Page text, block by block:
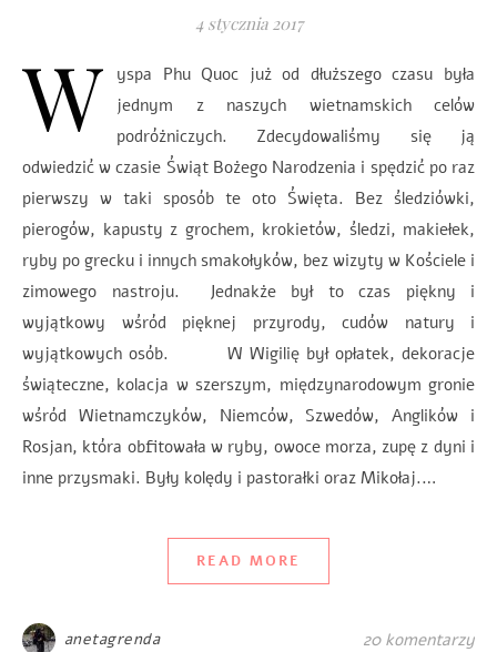
4 stycznia 2017
W
yspa Phu Quoc już od dłuższego czasu była
jednym z naszych wietnamskich celów
podróżniczych. Zdecydowaliśmy się ją
odwiedzić w czasie Świąt Bożego Narodzenia i spędzić po raz
pierwszy w taki sposób te oto Święta. Bez śledziówki,
pierogów, kapusty z grochem, krokietów, śledzi, makiełek,
ryby po grecku i innych smakołyków, bez wizyty w Kościele i
zimowego nastroju. Jednakże był to czas piękny i
wyjątkowy wśród pięknej przyrody, cudów natury i
wyjątkowych osób. W Wigilię był opłatek, dekoracje
świąteczne, kolacja w szerszym, międzynarodowym gronie
wśród Wietnamczyków, Niemców, Szwedów, Anglików i
Rosjan, która obfitowała w ryby, owoce morza, zupę z dyni i
inne przysmaki. Były kolędy i pastorałki oraz Mikołaj.…
READ MORE
anetagrenda 20 komentarzy